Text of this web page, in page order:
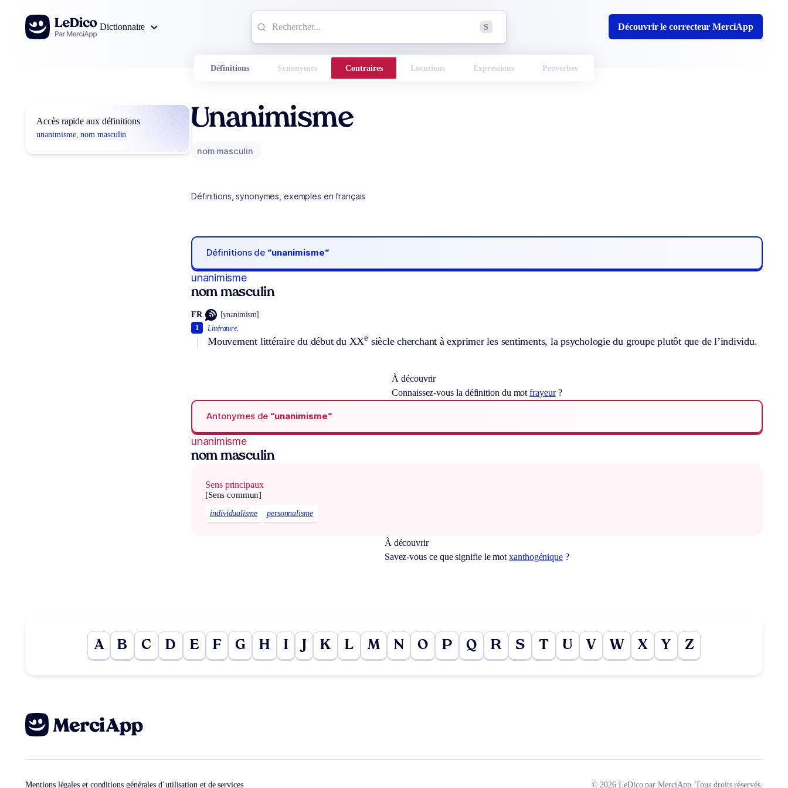
Aller au contenu
Dictionnaire
S Découvrir le correcteur MerciApp
Définitions Synonymes Contraires Locutions Expressions Proverbes
Accès rapide aux définitions
unanimisme, nom masculin
Unanimisme
nom masculin
Définitions, synonymes, exemples en français
Définitions de “unanimisme“
unanimisme
nom masculin
FR [ynanimism]
Littérature.
Mouvement littéraire du début du XXe siècle cherchant à exprimer les sentiments, la psychologie du groupe plutôt que de l’individu.
1
À découvrir
Connaissez-vous la définition du motfrayeur?
Antonymes de “unanimisme“
unanimisme
nom masculin
Sens principaux
[Sens commun]
individualisme personnalisme
À découvrir
Savez-vous ce que signifie le motxanthogénique ?
A B C D E F G H I J K L M N O P Q R S T U V W X Y Z
Mentions légales et conditions générales d’utilisation et de services © 2026 LeDico par MerciApp. Tous droits réservés.